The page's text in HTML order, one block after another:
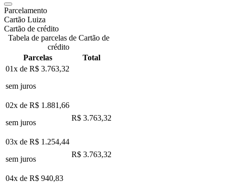
Parcelamento
Cartão Luiza
Cartão de crédito
Tabela de parcelas de Cartão de
crédito
Parcelas
Total
01x de R$ 3.763,32
sem juros
02x de R$ 1.881,66
sem juros
R$ 3.763,32
03x de R$ 1.254,44
sem juros
R$ 3.763,32
04x de R$ 940,83